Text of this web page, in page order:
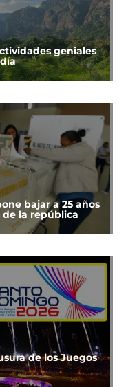
geniales
bajar a 25 años
la república
de los Juegos